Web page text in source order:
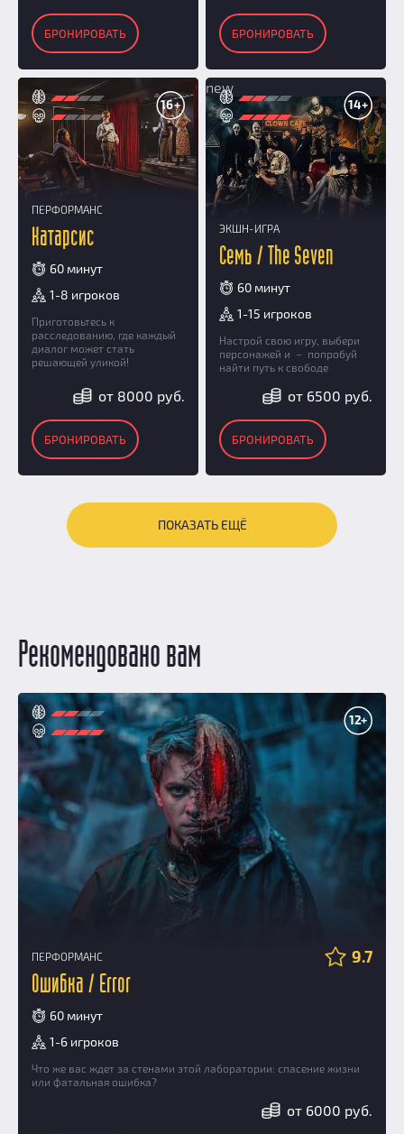
БРОНИРОВАТЬ БРОНИРОВАТЬ
16+
ПЕРФОРМАНС
Катарсис
60 минут
1-8 игроков
Приготовьтесь к
расследованию, где каждый
диалог может стать
решающей уликой!
от 8000 руб.
БРОНИРОВАТЬ
14+
new
ЭКШН-ИГРА
Семь / The Seven
60 минут
1-15 игроков
Настрой свою игру, выбери
персонажей и – попробуй
найти путь к свободе
от 6500 руб.
БРОНИРОВАТЬ
ПОКАЗАТЬ ЕЩЁ
Рекомендовано вам
12+
ПЕРФОРМАНС 9.7
Ошибка / Error
60 минут
1-6 игроков
Что же вас ждет за стенами этой лаборатории: спасение жизни
или фатальная ошибка?
от 6000 руб.